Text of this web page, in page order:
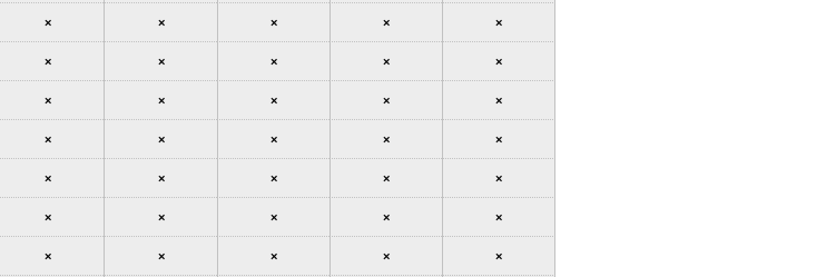
× × × × ×
× × × × ×
× × × × ×
× × × × ×
× × × × ×
× × × × ×
× × × × ×